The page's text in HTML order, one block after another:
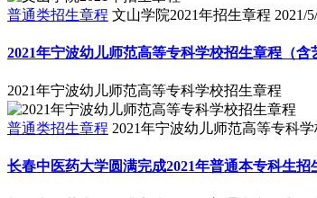
普通类招生章程 文山学院2021年招生章程 2021/
2021年宁波幼儿师范高等专科学校招生章程（含
2021年宁波幼儿师范高等专科学校招生章程
普通类招生章程 2021年宁波幼儿师范高等专科
长春中医药大学圆满完成2021年普通本专科生招